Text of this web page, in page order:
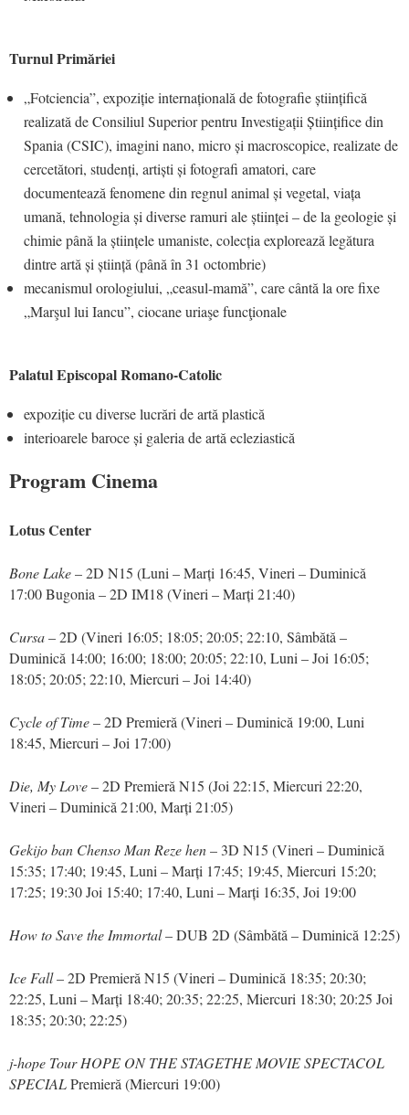
Turnul Primăriei
„Fotciencia”, expoziție internațională de fotografie științifică
realizată de Consiliul Superior pentru Investigații Științifice din
Spania (CSIC), imagini nano, micro și macroscopice, realizate de
cercetători, studenți, artiști și fotografi amatori, care
documentează fenomene din regnul animal și vegetal, viața
umană, tehnologia și diverse ramuri ale științei – de la geologie și
chimie până la științele umaniste, colecția explorează legătura
dintre artă și știință (până în 31 octombrie)
mecanismul orologiului, „ceasul-mamă”, care cântă la ore fixe
„Marşul lui Iancu”, ciocane uriaşe funcţionale
Palatul Episcopal Romano-Catolic
expoziție cu diverse lucrări de artă plastică
interioarele baroce și galeria de artă ecleziastică
Program Cinema
Lotus Center
Bone Lake– 2D N15 (Luni – Marți 16:45, Vineri – Duminică
17:00 Bugonia – 2D IM18 (Vineri – Marți 21:40)
Cursa– 2D (Vineri 16:05; 18:05; 20:05; 22:10, Sâmbătă –
Duminică 14:00; 16:00; 18:00; 20:05; 22:10, Luni – Joi 16:05;
18:05; 20:05; 22:10, Miercuri – Joi 14:40)
Cycle of Time– 2D Premieră (Vineri – Duminică 19:00, Luni
18:45, Miercuri – Joi 17:00)
Die, My Love– 2D Premieră N15 (Joi 22:15, Miercuri 22:20,
Vineri – Duminică 21:00, Marți 21:05)
Gekijo ban Chenso Man Reze hen– 3D N15 (Vineri – Duminică
15:35; 17:40; 19:45, Luni – Marți 17:45; 19:45, Miercuri 15:20;
17:25; 19:30 Joi 15:40; 17:40, Luni – Marți 16:35, Joi 19:00
How to Save the Immortal– DUB 2D (Sâmbătă – Duminică 12:25)
Ice Fall– 2D Premieră N15 (Vineri – Duminică 18:35; 20:30;
22:25, Luni – Marți 18:40; 20:35; 22:25, Miercuri 18:30; 20:25 Joi
18:35; 20:30; 22:25)
j-hope Tour HOPE ON THE STAGETHE MOVIE SPECTACOL
SPECIALPremieră (Miercuri 19:00)